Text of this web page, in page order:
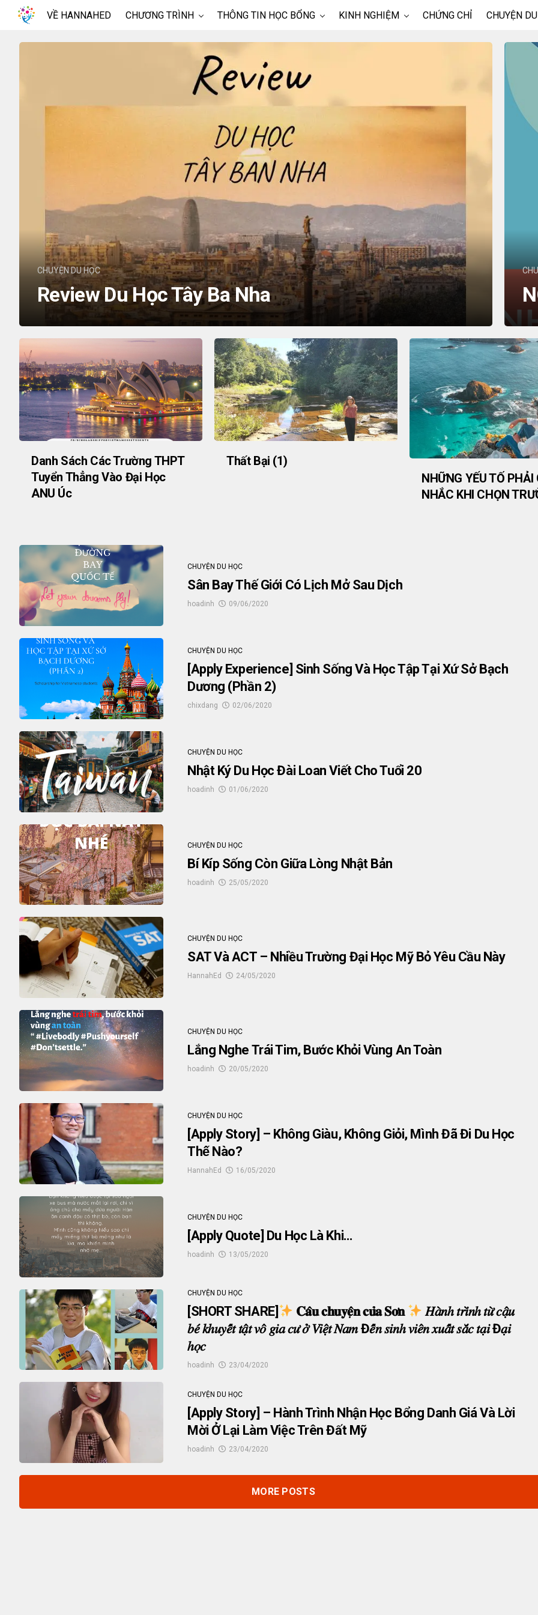
VỀ HANNAHED CHƯƠNG TRÌNH THÔNG TIN HỌC BỔNG KINH NGHIỆM CHỨNG CHỈ CHUYỆN
CHUYỆN DU HỌC
Review Du Học Tây Ba Nha
Danh Sách Các Trường THPT
Tuyển Thẳng Vào Đại Học
ANU Úc
Thất Bại (1)
NHỮNG YẾU TỐ PHẢI
NHẮC KHI CHỌN
CHUYỆN DU HỌC
Sân Bay Thế Giới Có Lịch Mở Sau Dịch
hoadinh 09/06/2020
CHUYỆN DU HỌC
[Apply Experience] Sinh Sống Và Học Tập Tại Xứ Sở Bạch
Dương (phần 2)
chixdang 02/06/2020
CHUYỆN DU HỌC
Nhật Ký Du Học Đài Loan Viết Cho Tuổi 20
hoadinh 01/06/2020
CHUYỆN DU HỌC
Bí Kíp Sống Còn Giữa Lòng Nhật Bản
hoadinh 25/05/2020
CHUYỆN DU HỌC
SAT Và ACT – Nhiều Trường Đại Học Mỹ Bỏ Yêu Cầu Này
HannahEd 24/05/2020
CHUYỆN DU HỌC
Lắng Nghe Trái Tim, Bước Khỏi Vùng An Toàn
hoadinh 20/05/2020
CHUYỆN DU HỌC
[Apply Story] – Không Giàu, Không Giỏi, Mình Đã Đi Du Học
Thế Nào?
HannahEd 16/05/2020
CHUYỆN DU HỌC
[Apply Quote] Du Học Là Khi…
hoadinh 13/05/2020
CHUYỆN DU HỌC
[SHORT SHARE] 𝐂𝐚̂𝐮 𝐜𝐡𝐮𝐲𝐞̣̂𝐧 𝐜𝐮̉𝐚 𝐒𝐨̛𝐧
𝐻𝑎̀𝑛ℎ 𝑡𝑟𝑖̀𝑛ℎ 𝑡𝑢̛̀ 𝑐𝑎̣̂𝑢
𝑏𝑒́ 𝑘ℎ𝑢𝑦𝑒̂́𝑡 𝑡𝑎̣̂𝑡 𝑣𝑜̂ 𝑔𝑖𝑎 𝑐𝑢̛ 𝑜̛̉ 𝑉𝑖𝑒̣̂𝑡 𝑁𝑎𝑚 Đ𝑒̂́𝑛 𝑠𝑖𝑛ℎ 𝑣𝑖𝑒̂𝑛 𝑥𝑢𝑎̂́𝑡 𝑠𝑎̆́𝑐 𝑡𝑎̣𝑖 Đ𝑎̣𝑖
ℎ𝑜̣𝑐
hoadinh 23/04/2020
CHUYỆN DU HỌC
[Apply Story] – Hành Trình Nhận Học Bổng Danh Giá Và Lời
Mời Ở Lại Làm Việc Trên Đất Mỹ
hoadinh 23/04/2020
MORE POSTS